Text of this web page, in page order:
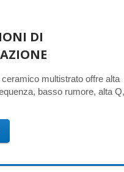
DI
multistrato offre alta
basso rumore, alta Q,